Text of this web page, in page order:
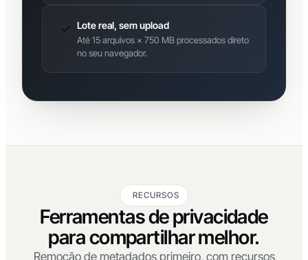
Lote real, sem upload
Até 15 arquivos × 750 MB processados direto
no seu navegador.
RECURSOS
Ferramentas de privacidade
para compartilhar melhor.
Remoção de metadados primeiro, com recursos